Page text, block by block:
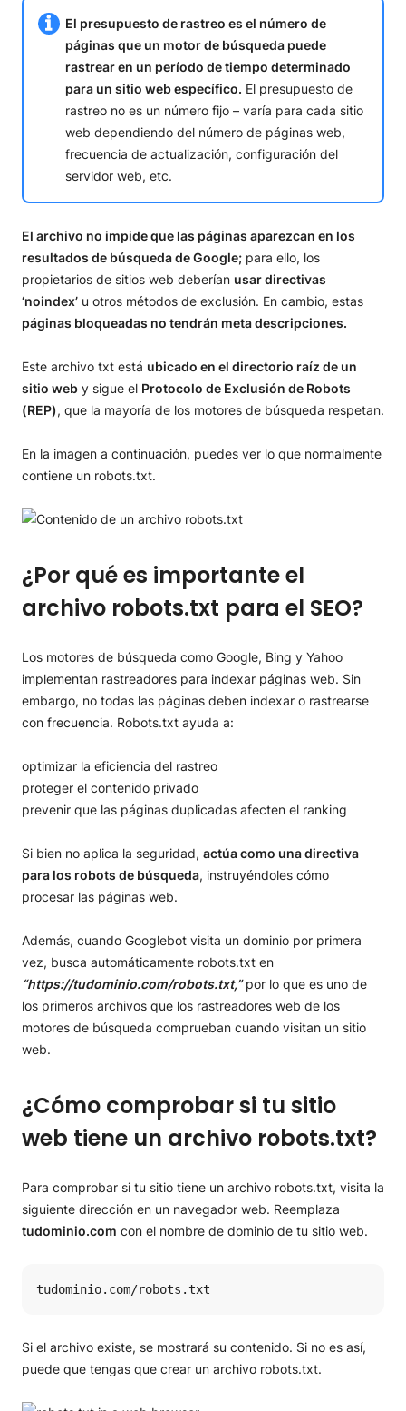
El presupuesto de rastreo es el número de
páginas que un motor de búsqueda puede
rastrear en un período de tiempo determinado
para un sitio web específico. El presupuesto de
rastreo no es un número fijo – varía para cada sitio
web dependiendo del número de páginas web,
frecuencia de actualización, configuración del
servidor web, etc.
El archivo no impide que las páginas aparezcan en los
resultados de búsqueda de Google; para ello, los
propietarios de sitios web deberían usar directivas
‘noindex’ u otros métodos de exclusión. En cambio, estas
páginas bloqueadas no tendrán meta descripciones.
Este archivo txt está ubicado en el directorio raíz de un
sitio web y sigue el Protocolo de Exclusión de Robots
(REP), que la mayoría de los motores de búsqueda respetan.
En la imagen a continuación, puedes ver lo que normalmente
contiene un robots.txt.
¿Por qué es importante el
archivo robots.txt para el SEO?
Los motores de búsqueda como Google, Bing y Yahoo
implementan rastreadores para indexar páginas web. Sin
embargo, no todas las páginas deben indexar o rastrearse
con frecuencia. Robots.txt ayuda a:
optimizar la eficiencia del rastreo
proteger el contenido privado
prevenir que las páginas duplicadas afecten el ranking
Si bien no aplica la seguridad, actúa como una directiva
para los robots de búsqueda, instruyéndoles cómo
procesar las páginas web.
Además, cuando Googlebot visita un dominio por primera
vez, busca automáticamente robots.txt en
“https://tudominio.com/robots.txt,”por lo que es uno de
los primeros archivos que los rastreadores web de los
motores de búsqueda comprueban cuando visitan un sitio
web.
¿Cómo comprobar si tu sitio
web tiene un archivo robots.txt?
Para comprobar si tu sitio tiene un archivo robots.txt, visita la
siguiente dirección en un navegador web. Reemplaza
tudominio.com con el nombre de dominio de tu sitio web.
tudominio.com/robots.txt
Si el archivo existe, se mostrará su contenido. Si no es así,
puede que tengas que crear un archivo robots.txt.